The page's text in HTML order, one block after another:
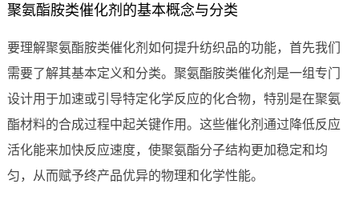
聚氨酯胺类催化剂的基本概念与分类
要理解聚氨酯胺类催化剂如何提升纺织品的功能，首先我们
需要了解其基本定义和分类。聚氨酯胺类催化剂是一组专门
设计用于加速或引导特定化学反应的化合物，特别是在聚氨
酯材料的合成过程中起关键作用。这些催化剂通过降低反应
活化能来加快反应速度，使聚氨酯分子结构更加稳定和均
匀，从而赋予终产品优异的物理和化学性能。